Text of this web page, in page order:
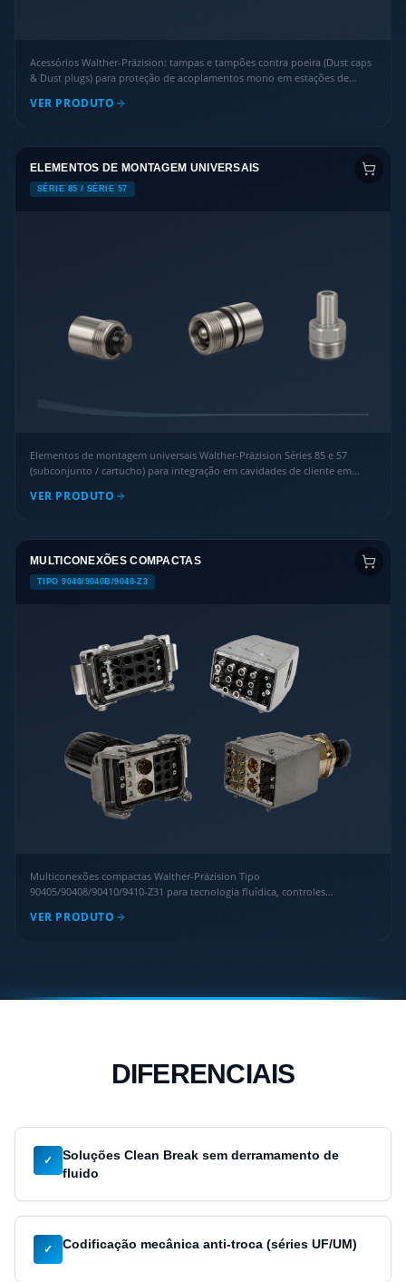
Acessórios Walther-Präzision: tampas e tampões contra poeira (Dust caps
& Dust plugs) para proteção de acoplamentos mono em estações de
VER PRODUTO
ELEMENTOS DE MONTAGEM UNIVERSAIS
SÉRIE 85 / SÉRIE 57
Elementos de montagem universais Walther-Präzision Séries 85 e 57
(subconjunto / cartucho) para integração em cavidades de cliente em
VER PRODUTO
MULTICONEXÕES COMPACTAS
TIPO 9040/9040B/9040-Z3
Multiconexões compactas Walther-Präzision Tipo
90405/90408/90410/9410-Z31 para tecnologia fluídica, controles
VER PRODUTO
DIFERENCIAIS
✓
Soluções Clean Break sem derramamento de
fluido
✓ Codificação mecânica anti-troca (séries UF/UM)